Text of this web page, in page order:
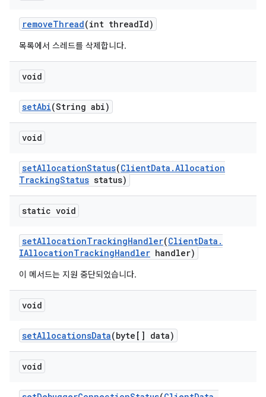
removeThread(int threadId)
목록에서 스레드를 삭제합니다.
void
setAbi(String abi)
void
setAllocationStatus(ClientData .Allocation
TrackingStatus status)
static void
setAllocationTrackingHandler(ClientData .
IAllocationTrackingHandler handler)
이 메서드는 지원 중단되었습니다.
void
setAllocationsData(byte[] data)
void